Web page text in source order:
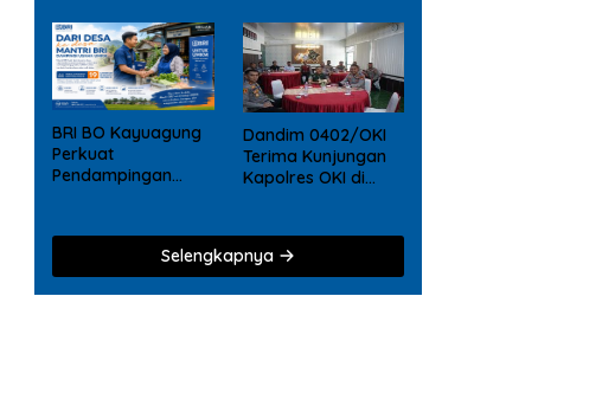
BRI BO Kayuagung
Perkuat
Pendampingan
Dandim 0402/OKI
Terima Kunjungan
Kapolres OKI di
Selengkapnya